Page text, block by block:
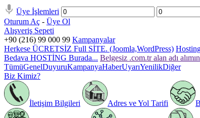
Üye İşlemleri
Oturum Aç - Üye Ol
Alışveriş Sepeti
+90 (216) 99 000 99 Kampanyalar
Herkese ÜCRETSİZ Full SİTE. (Joomla,WordPress)
Bedava HOSTİNG Burada... Belgesiz .com.tr alan adı
TümüGenelDuyuruKampanyaHaberUyarıYenilikDiğer
Biz Kimiz?
İletişim Bilgileri Adres ve Yol Tarifi